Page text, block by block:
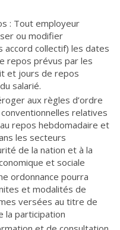
: Tout employeur
ou modifier
accord collectif) les dates
repos prévus par les
et jours de repos
salarié.
aux règles d’ordre
relatives
repos hebdomadaire et
les secteurs
de la nation et à la
et sociale
ordonnance pourra
et modalités de
versées au titre de
la participation